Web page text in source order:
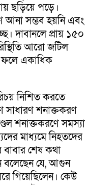
ছড়িয়ে পড়ে।
আনা সম্ভব হয়নি এবং
দাবানলে প্রায় ১৫০
আরো জটিল
ফলে একাধিক
নিশিত করতে
সাধারণ শনাক্তকরণ
শনাক্তকরণে সমস্যা
মাধ্যমে নিহতদের
শেষ কথা
বলেছেন যে, আগুন
গিয়েছিলেন। কেউ